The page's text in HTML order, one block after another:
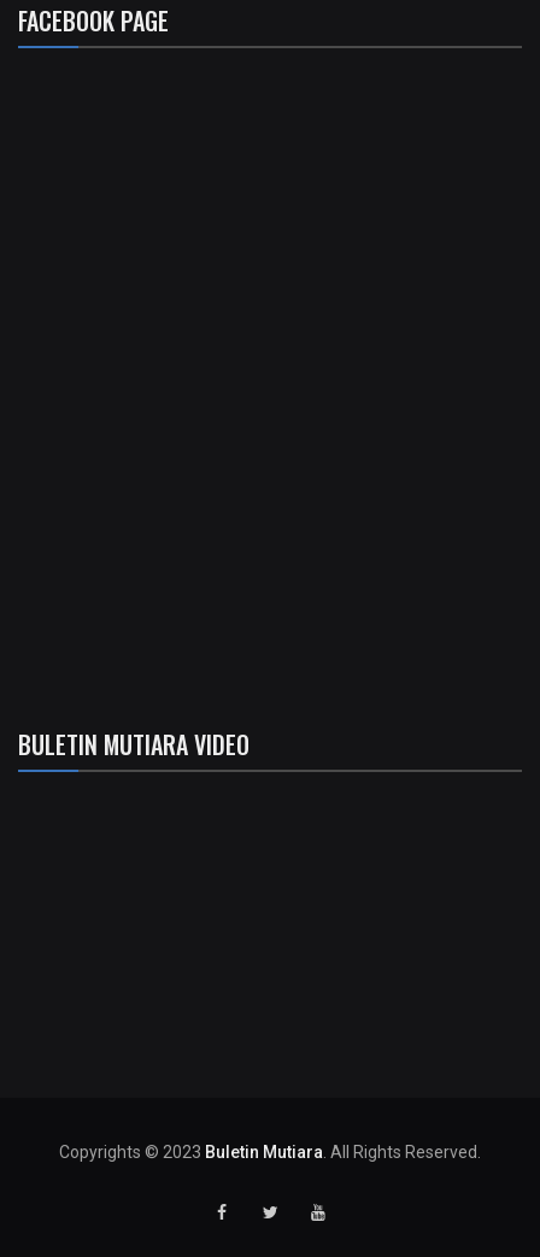
FACEBOOK PAGE
BULETIN MUTIARA VIDEO
Copyrights © 2023 Buletin Mutiara. All Rights Reserved.